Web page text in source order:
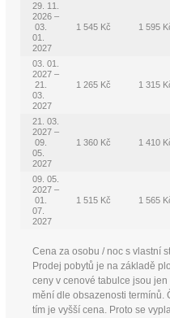
29. 11.
2026 –
03.
01.
2027
1 545 Kč 1 595
03. 01.
2027 –
21.
03.
2027
1 265 Kč 1 315
21. 03.
2027 –
09.
05.
2027
1 360 Kč 1 410
09. 05.
2027 –
01.
07.
2027
1 515 Kč 1 565
Cena za osobu / noc s vlastní
Prodej pobytů je na základě
ceny v cenové tabulce jsou
mění dle obsazenosti termínů.
tím je vyšší cena. Proto se